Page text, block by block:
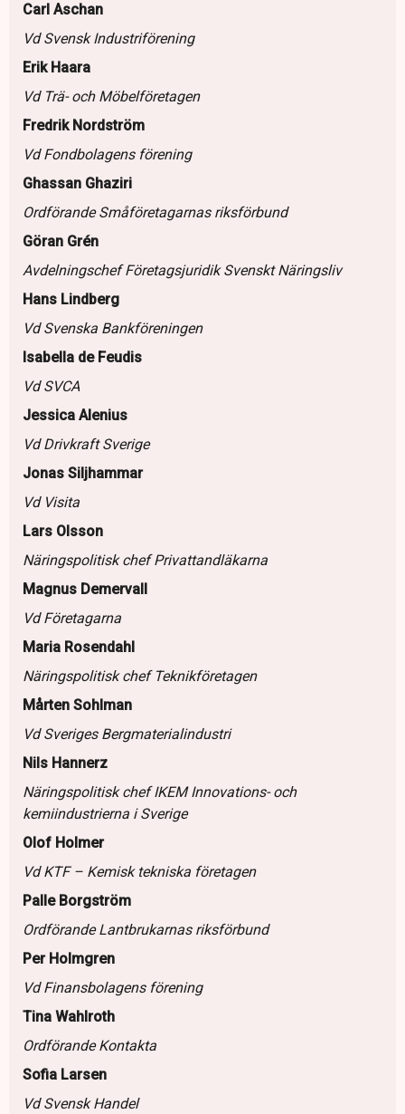
Carl Aschan
Vd Svensk Industriförening
Erik Haara
Vd Trä- och Möbelföretagen
Fredrik Nordström
Vd Fondbolagens förening
Ghassan Ghaziri
Ordförande Småföretagarnas riksförbund
Göran Grén
Avdelningschef Företagsjuridik Svenskt Näringsliv
Hans Lindberg
Vd Svenska Bankföreningen
Isabella de Feudis
Vd SVCA
Jessica Alenius
Vd Drivkraft Sverige
Jonas Siljhammar
Vd Visita
Lars Olsson
Näringspolitisk chef Privattandläkarna
Magnus Demervall
Vd Företagarna
Maria Rosendahl
Näringspolitisk chef Teknikföretagen
Mårten Sohlman
Vd Sveriges Bergmaterialindustri
Nils Hannerz
Näringspolitisk chef IKEM Innovations- och
kemiindustrierna i Sverige
Olof Holmer
Vd KTF – Kemisk tekniska företagen
Palle Borgström
Ordförande Lantbrukarnas riksförbund
Per Holmgren
Vd Finansbolagens förening
Tina Wahlroth
Ordförande Kontakta
Sofia Larsen
Vd Svensk Handel